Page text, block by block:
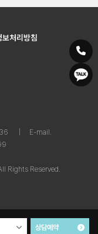
상담예약
보처리방침
E-mail.
Rights Reserved.